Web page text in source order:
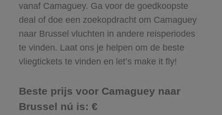
vanaf Camaguey. Ga voor de goedkoopste
deal of doe een zoekopdracht om Camaguey
naar Brussel vluchten in andere reisperiodes
te vinden. Laat ons je helpen om de beste
vliegtickets te vinden en let’s make it fly!
Beste prijs voor Camaguey naar
Brussel nú is: €